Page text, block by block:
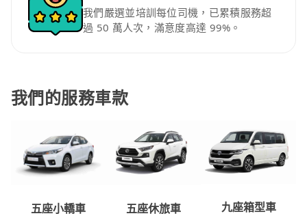
我們嚴選並培訓每位司機，已累積服務超
過 50 萬人次，滿意度高達 99%。
我們的服務車款
五座小轎車
五座休旅車
九座箱型車